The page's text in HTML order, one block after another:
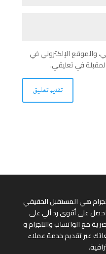
والموقع الإلكتروني في
في تعليقي.
هي المستقبل الحقيقي
احصل على أقوى رد آلي على
مع الواتساب والتلجرام و
عبر تقديم خدمة عملاء